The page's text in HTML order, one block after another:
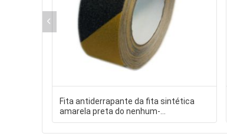
Fita antiderrapante da fita sintética
amarela preta do nenhum-
deslizamento da fita do não-
deslizamento da cor para escadas